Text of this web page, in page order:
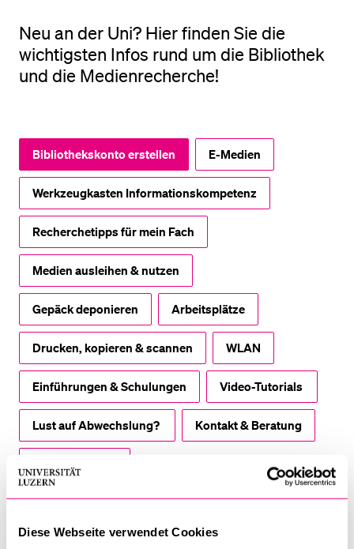
Diese Webseite verwendet Cookies
Neu an der Uni? Hier finden Sie die
wichtigsten Infos rund um die Bibliothek
und die Medienrecherche!
Bibliothekskonto erstellen E-Medien
Werkzeugkasten Informationskompetenz
Recherchetipps für mein Fach
Medien ausleihen & nutzen
Gepäck deponieren Arbeitsplätze
Drucken, kopieren & scannen WLAN
Einführungen & Schulungen Video-Tutorials
Lust auf Abwechslung? Kontakt & Beratung
Öffnungszeiten
Bibliothekskonto erstellen
Förderer
Medien
Vorlesungsverzeichnis
Bibliothek
Sportangebot
Menuplan Mensa
Anmeldung und Zulassung